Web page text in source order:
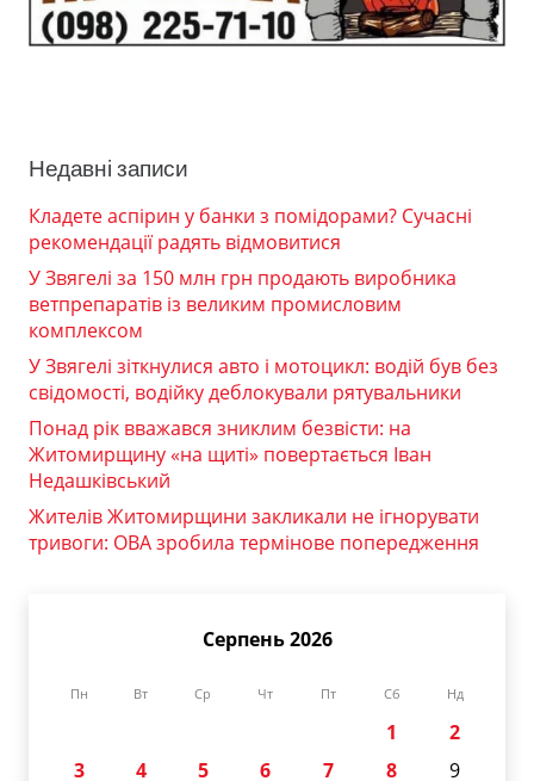
Недавні записи
Кладете аспірин у банки з помідорами? Сучасні
рекомендації радять відмовитися
У Звягелі за 150 млн грн продають виробника
ветпрепаратів із великим промисловим
комплексом
У Звягелі зіткнулися авто і мотоцикл: водій був без
свідомості, водійку деблокували рятувальники
Понад рік вважався зниклим безвісти: на
Житомирщину «на щиті» повертається Іван
Недашківський
Жителів Житомирщини закликали не ігнорувати
тривоги: ОВА зробила термінове попередження
Серпень 2026
Пн Вт Ср Чт Пт Сб Нд
1
2
3
4 5 6 7 8
9